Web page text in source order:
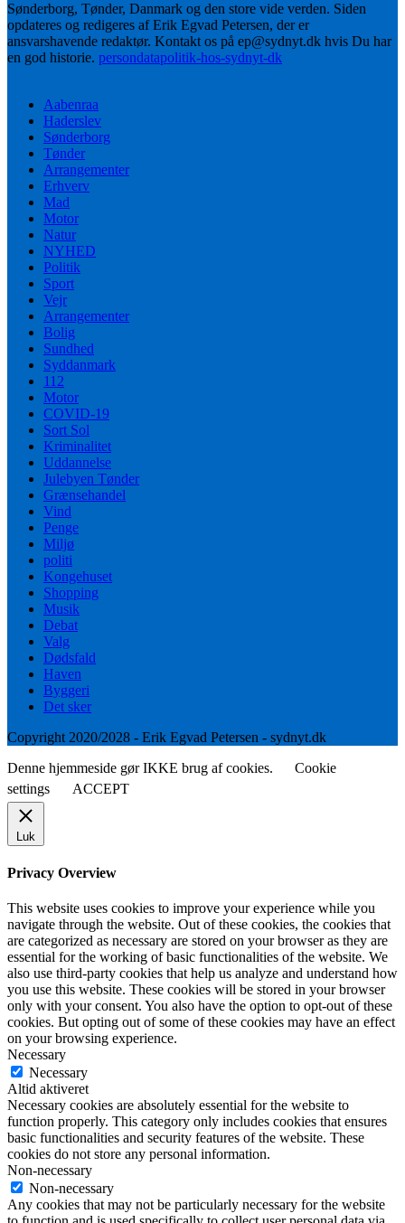
Sønderborg, Tønder, Danmark og den store vide verden. Siden
opdateres og redigeres af Erik Egvad Petersen, der er
ansvarshavende redaktør. Kontakt os på ep@sydnyt.dk hvis Du har
en god historie. persondatapolitik-hos-sydnyt-dk
Aabenraa
Haderslev
Sønderborg
Tønder
Arrangementer
Erhverv
Mad
Motor
Natur
NYHED
Politik
Sport
Vejr
Arrangementer
Bolig
Sundhed
Syddanmark
112
Motor
COVID-19
Sort Sol
Kriminalitet
Uddannelse
Julebyen Tønder
Grænsehandel
Vind
Penge
Miljø
politi
Kongehuset
Shopping
Musik
Debat
Valg
Dødsfald
Haven
Byggeri
Det sker
Copyright 2020/2028 - Erik Egvad Petersen - sydnyt.dk
Denne hjemmeside gør IKKE brug af cookies.
Cookie
settings
ACCEPT
Luk
Privacy Overview
This website uses cookies to improve your experience while you
navigate through the website. Out of these cookies, the cookies that
are categorized as necessary are stored on your browser as they are
essential for the working of basic functionalities of the website. We
also use third-party cookies that help us analyze and understand how
you use this website. These cookies will be stored in your browser
only with your consent. You also have the option to opt-out of these
cookies. But opting out of some of these cookies may have an effect
on your browsing experience.
Necessary
Necessary
Altid aktiveret
Necessary cookies are absolutely essential for the website to
function properly. This category only includes cookies that ensures
basic functionalities and security features of the website. These
cookies do not store any personal information.
Non-necessary
Non-necessary
Any cookies that may not be particularly necessary for the website